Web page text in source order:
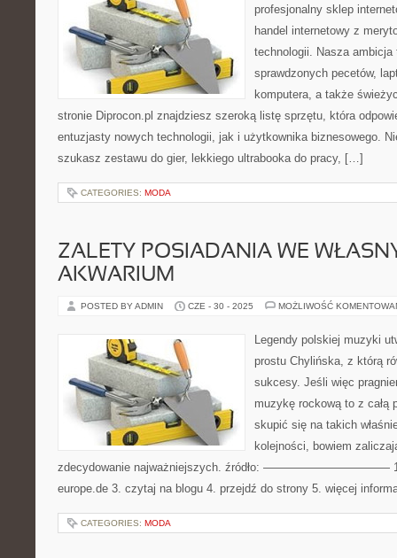
profesjonalny sklep
handel internetowy z
technologii. Nasza ambicja
sprawdzonych pecetów,
komputera, a także
stronie Diprocon.pl znajdziesz szeroką listę sprzętu, która
entuzjasty nowych technologii, jak i użytkownika biznesowego.
szukasz zestawu do gier, lekkiego ultrabooka do pracy, […]
CATEGORIES: MODA
ZALETY POSIADANIA WE
AKWARIUM
POSTED BY ADMIN CZE - 30 - 2025 MOŻLIWOŚĆ
Legendy polskiej muzyki
prostu Chylińska, z którą
sukcesy. Jeśli więc
muzykę rockową to z całą
skupić się na takich
kolejności, bowiem
zdecydowanie najważniejszych. źródło: ——————————— 1.
europe.de 3. czytaj na blogu 4. przejdź do strony 5. więcej
CATEGORIES: MODA